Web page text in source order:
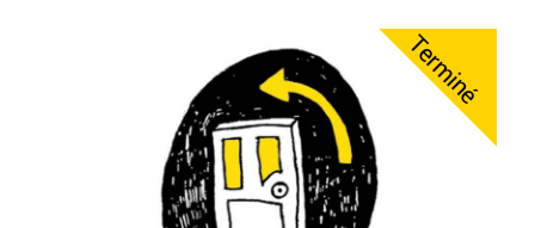
Terminé